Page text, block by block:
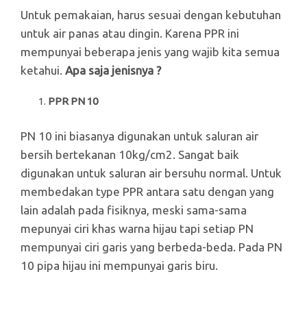
Untuk pemakaian, harus sesuai dengan kebutuhan
untuk air panas atau dingin. Karena PPR ini
mempunyai beberapa jenis yang wajib kita semua
ketahui. Apa saja jenisnya ?
PPR PN 10
PN 10 ini biasanya digunakan untuk saluran air
bersih bertekanan 10kg/cm2. Sangat baik
digunakan untuk saluran air bersuhu normal. Untuk
membedakan type PPR antara satu dengan yang
lain adalah pada fisiknya, meski sama-sama
mepunyai ciri khas warna hijau tapi setiap PN
mempunyai ciri garis yang berbeda-beda. Pada PN
10 pipa hijau ini mempunyai garis biru.